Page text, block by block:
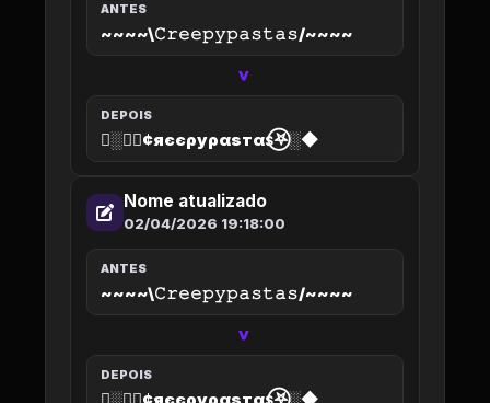
ANTES
~~~~\𝙲𝚛𝚎𝚎𝚙𝚢𝚙𝚊𝚜𝚝𝚊𝚜/~~~~
>
DEPOIS
◆░𖤐⃝¢яєєρуραѕтαѕ⃝𖤐░◆
Nome atualizado
02/04/2026 19:18:00
ANTES
~~~~\𝙲𝚛𝚎𝚎𝚙𝚢𝚙𝚊𝚜𝚝𝚊𝚜/~~~~
>
DEPOIS